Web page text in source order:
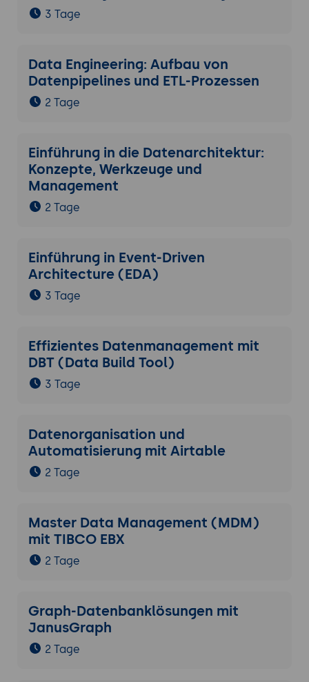
3 Tage
Data Engineering: Aufbau von
Datenpipelines und ETL-Prozessen
2 Tage
Einführung in die Datenarchitektur:
Konzepte, Werkzeuge und
Management
2 Tage
Einführung in Event-Driven
Architecture (EDA)
3 Tage
Effizientes Datenmanagement mit
DBT (Data Build Tool)
3 Tage
Datenorganisation und
Automatisierung mit Airtable
2 Tage
Master Data Management (MDM)
mit TIBCO EBX
2 Tage
Graph-Datenbanklösungen mit
JanusGraph
2 Tage